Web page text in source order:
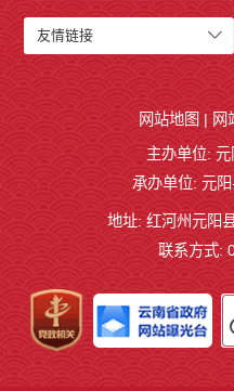
友情链接
网站地图 | 网
主办单位:
承办单位: 元
地址: 红河州元阳
联系方式: